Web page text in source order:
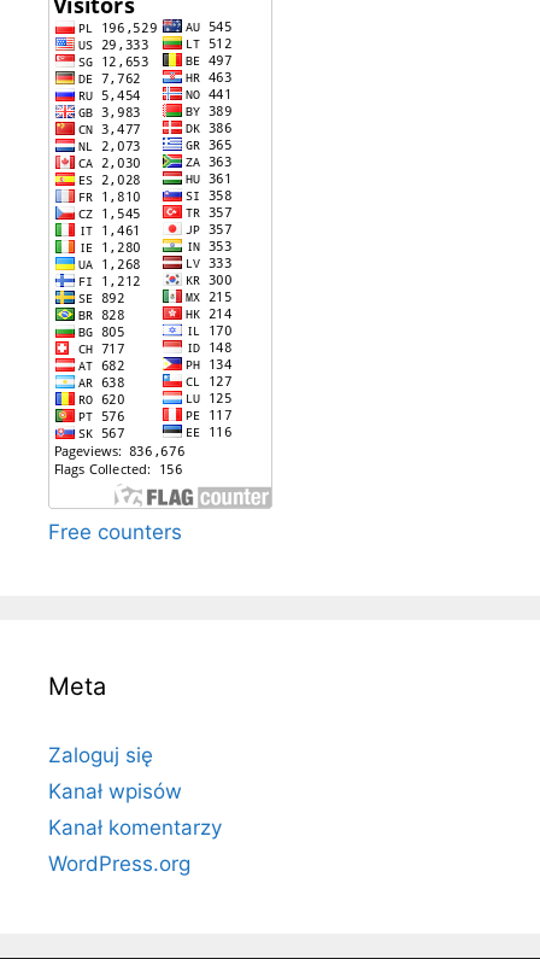
Free counters
Meta
Zaloguj się
Kanał wpisów
Kanał komentarzy
WordPress.org